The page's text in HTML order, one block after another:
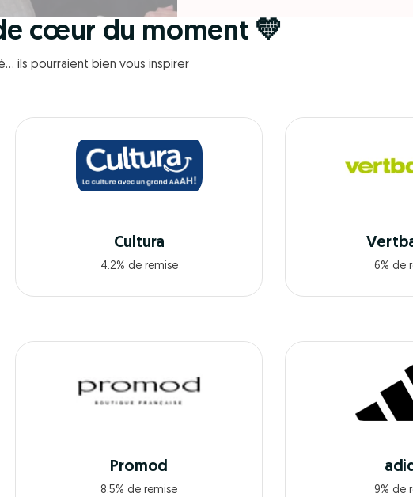
cœur du moment 💛
ils pourraient bien vous inspirer
Cultura
4.2% de remise 6% de
Promod
8.5% de remise 9% de